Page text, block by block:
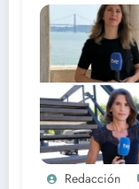
Redacción